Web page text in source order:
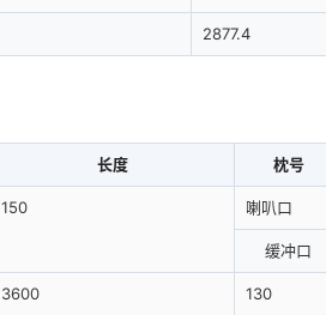
2877.4
长度 枕号
150 喇叭口
缓冲口
3600 130